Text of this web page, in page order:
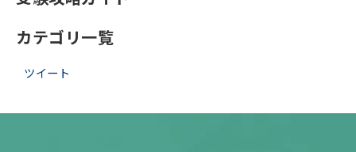
カテゴリ一覧
ツイート